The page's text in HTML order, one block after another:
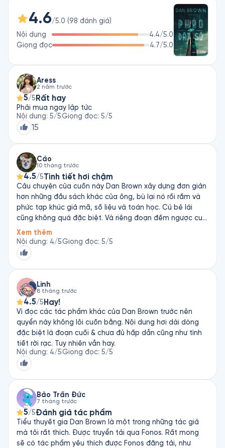
đất nước, mà còn cho tính mạng của chính mình cùng người
đàn ông mà cô yêu.
Tất cả đều nỗ lực đến tuyệt vọng để phá hủy một sáng tạo
không thể tưởng tượng nổi của một thiên tài tật nguyền...
một thuật toán sẽ xóa sổ toàn bộ ngành tình báo và đe doạ
cán cân quyền lực của chính phủ Hoa Kỳ. Mãi mãi.
4.6/5.0 (98 đánh giá)
Nội dung
4.4/5.0
Giọng đọc
4.7/5.0
Aress
2 năm trước
5/5 Rất hay
Phải mua ngay lập tức
Nội dung: 5/5Giọng đọc: 5/5
15
Cáo
10 tháng trước
4.5/5Tình tiết hơi chậm
Câu chuyện của cuốn này Dan Brown xây dựng đơn giản
hơn những đầu sách khác của ông, bù lại nó rối rắm và
phức tạp khúc giả mã, số liệu và toán học. Cú bẻ lái
cũng không quá đặc biệt. Và riêng đoạn đếm ngược cuối
sách nó dàiiiiiiiii đến mức đủ khiến người ít kiên nhẫn bị
bực mình. Nhưng dù sao tác phầm vẫn là 1 tầm cao hơn
rất nhiều những tác phẩm thị trường. Xứng đáng để bỏ
thời gian. Giọng đọc vẫn xuất sắc như thường lệ!
Xem thêm
Nội dung: 4/5Giọng đọc: 5/5
Linh
8 tháng trước
4.5/5 Hay!
Vì đọc các tác phẩm khác của Dan Brown trước nên
quyển này không lôi cuốn bằng. Nội dung hơi dài dòng
đặc biệt là đoạn cuối & chưa đủ hấp dẫn cũng như tình
tiết rời rạc. Tuy nhiên vẫn hay.
Nội dung: 4/5Giọng đọc: 5/5
Bảo Trần Đức
7 tháng trước
5/5Đánh giá tác phẩm
Tiểu thuyết gia Dan Brown là một trong những tác giả
mà tôi rất thích. Được truyển tải qua Fonos. Rất mong
sẽ có tác phẩm yêu thích được Fonos đăng tải, như